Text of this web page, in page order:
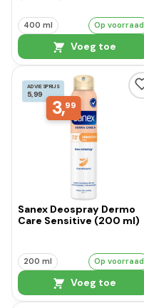
400 ml Op voorraad
Voeg toe
ADVIESPRIJS
5,99
3,99
Sanex Deospray Dermo
Care Sensitive (200 ml)
200 ml Op voorraad
Voeg toe